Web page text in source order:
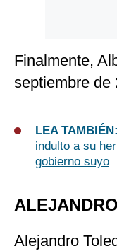
Finalmente,
septiembre de
LEA TAMBIÉN:
indulto a su
gobierno suyo
Alejandro